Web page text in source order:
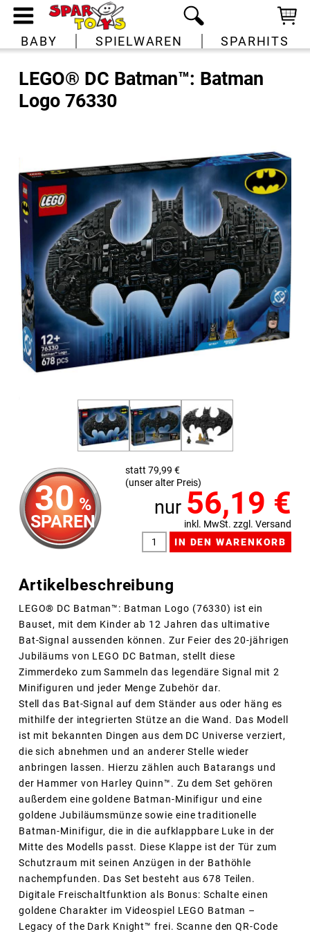
BABY SPIELWAREN SPARHITS
LEGO® DC Batman™: Batman
Logo 76330
30 %
SPAREN
statt 79,99 €
(unser alter Preis)
nur 56,19 €
inkl. MwSt. zzgl. Versand
Artikelbeschreibung
LEGO® DC Batman™: Batman Logo (76330) ist ein
Bauset, mit dem Kinder ab 12 Jahren das ultimative
Bat-Signal aussenden können. Zur Feier des 20-jährigen
Jubiläums von LEGO DC Batman, stellt diese
Zimmerdeko zum Sammeln das legendäre Signal mit 2
Minifiguren und jeder Menge Zubehör dar.
Stell das Bat-Signal auf dem Ständer aus oder häng es
mithilfe der integrierten Stütze an die Wand. Das Modell
ist mit bekannten Dingen aus dem DC Universe verziert,
die sich abnehmen und an anderer Stelle wieder
anbringen lassen. Hierzu zählen auch Batarangs und
der Hammer von Harley Quinn™. Zu dem Set gehören
außerdem eine goldene Batman-Minifigur und eine
goldene Jubiläumsmünze sowie eine traditionelle
Batman-Minifigur, die in die aufklappbare Luke in der
Mitte des Modells passt. Diese Klappe ist der Tür zum
Schutzraum mit seinen Anzügen in der Bathöhle
nachempfunden. Das Set besteht aus 678 Teilen.
Digitale Freischaltfunktion als Bonus: Schalte einen
goldene Charakter im Videospiel LEGO Batman –
Legacy of the Dark Knight™ frei. Scanne den QR-Code